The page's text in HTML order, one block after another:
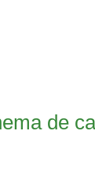
de